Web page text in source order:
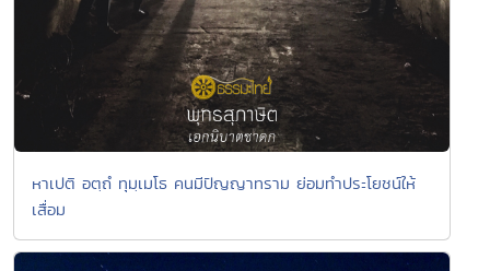
หาเปติ อตฺถํ ทุมฺเมโธ คนมีปัญญาทราม ย่อมทำประโยชน์ให้
เสื่อม